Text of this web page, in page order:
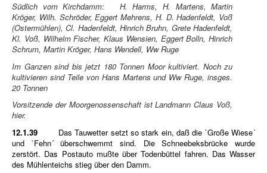
Südlich vom Kirchdamm: H. Harms, H. Martens, Martin
Kröger, Wilh. Schröder, Eggert Mehrens, H. D. Hadenfeldt, Voß
(Ostermühlen), Cl. Hadenfeldt, Hinrich Bruhn, Grete Hadenfeldt,
Kl. Voß, Wilhelm Fischer, Klaus Wensien, Eggert Bolln, Hinrich
Schrum, Martin Kröger, Hans Wendell, Ww Ruge
Im Ganzen sind bis jetzt 180 Tonnen Moor kultiviert. Noch zu
kultivieren sind Teile von Hans Martens und Ww Ruge, insges.
20 Tonnen
Vorsitzende der Moorgenossenschaft ist Landmann Claus Voß,
hier.
12.1.39 Das Tauwetter setzt so stark ein, daß die `Große Wiese´
und `Fehn´ überschwemmt sind. Die Schneebeksbrücke wurde
zerstört. Das Postauto mußte über Todenbüttel fahren. Das Wasser
des Mühlenteichs stieg über den Damm.